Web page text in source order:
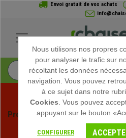
Envoi gratuit de vos achats
Profitez des soldes d'été chez
exclusives pour une
Nous utilisons nos propres
pour analyser le trafic sur
récoltant les données
navigation. Vous pouvez
à ce sujet dans notre
Cookies . Vous pouvez
appuyant sur le bouton
CONFIGURER